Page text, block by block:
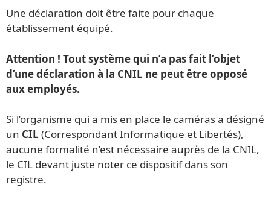
Une déclaration doit être faite pour chaque
établissement équipé.
Attention ! Tout système qui n’a pas fait l’objet
d’une déclaration à la CNIL ne peut être opposé
aux employés.
Si l’organisme qui a mis en place le caméras a désigné
un CIL (Correspondant Informatique et Libertés),
aucune formalité n’est nécessaire auprès de la CNIL,
le CIL devant juste noter ce dispositif dans son
registre.